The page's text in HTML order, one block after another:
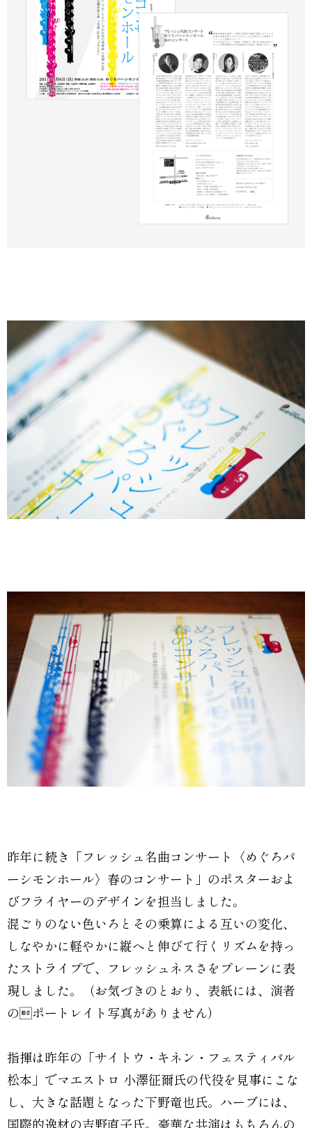
昨年に続き「フレッシュ名曲コンサート〈めぐろパ
ーシモンホール〉春のコンサート」のポスターおよ
びフライヤーのデザインを担当しました。
混ごりのない色いろとその乗算による互いの変化、
しなやかに軽やかに縦へと伸びて行くリズムを持っ
たストライプで、フレッシュネスさをプレーンに表
現しました。（お気づきのとおり、表紙には、演者
のポートレイト写真がありません）
指揮は昨年の「サイトウ・キネン・フェスティバル
松本」でマエストロ 小澤征爾氏の代役を見事にこな
し、大きな話題となった下野竜也氏。ハーブには、
国際的逸材の吉野直子氏。豪華な共演はもちろんの